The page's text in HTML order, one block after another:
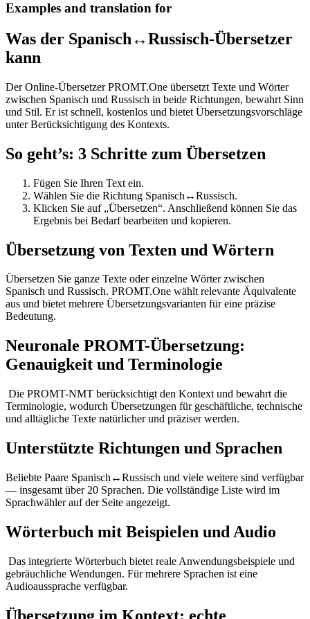
Examples and translation for
Was der Spanisch↔Russisch-Übersetzer
kann
Der Online-Übersetzer PROMT.One übersetzt Texte und Wörter
zwischen Spanisch und Russisch in beide Richtungen, bewahrt Sinn
und Stil. Er ist schnell, kostenlos und bietet Übersetzungsvorschläge
unter Berücksichtigung des Kontexts.
So geht’s: 3 Schritte zum Übersetzen
Fügen Sie Ihren Text ein.
Wählen Sie die Richtung Spanisch↔Russisch.
Klicken Sie auf „Übersetzen“. Anschließend können Sie das
Ergebnis bei Bedarf bearbeiten und kopieren.
Übersetzung von Texten und Wörtern
Übersetzen Sie ganze Texte oder einzelne Wörter zwischen
Spanisch und Russisch. PROMT.One wählt relevante Äquivalente
aus und bietet mehrere Übersetzungsvarianten für eine präzise
Bedeutung.
Neuronale PROMT-Übersetzung:
Genauigkeit und Terminologie
Die PROMT-NMT berücksichtigt den Kontext und bewahrt die
Terminologie, wodurch Übersetzungen für geschäftliche, technische
und alltägliche Texte natürlicher und präziser werden.
Unterstützte Richtungen und Sprachen
Beliebte Paare Spanisch↔Russisch und viele weitere sind verfügbar
— insgesamt über 20 Sprachen. Die vollständige Liste wird im
Sprachwähler auf der Seite angezeigt.
Wörterbuch mit Beispielen und Audio
Das integrierte Wörterbuch bietet reale Anwendungsbeispiele und
gebräuchliche Wendungen. Für mehrere Sprachen ist eine
Audioaussprache verfügbar.